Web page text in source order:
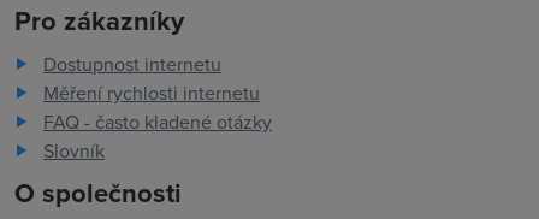
Pro zákazníky
Dostupnost internetu
Měření rychlosti internetu
FAQ - často kladené otázky
Slovník
O společnosti